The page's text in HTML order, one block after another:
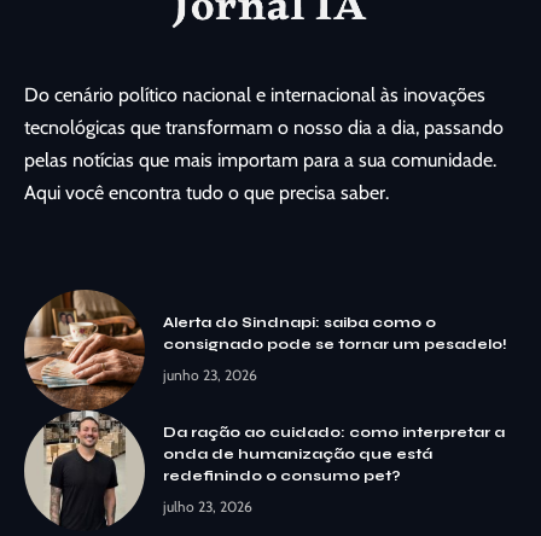
Do cenário político nacional e internacional às inovações
tecnológicas que transformam o nosso dia a dia, passando
pelas notícias que mais importam para a sua comunidade.
Aqui você encontra tudo o que precisa saber.
Alerta do Sindnapi: saiba como o
consignado pode se tornar um pesadelo!
junho 23, 2026
Da ração ao cuidado: como interpretar a
onda de humanização que está
redefinindo o consumo pet?
julho 23, 2026